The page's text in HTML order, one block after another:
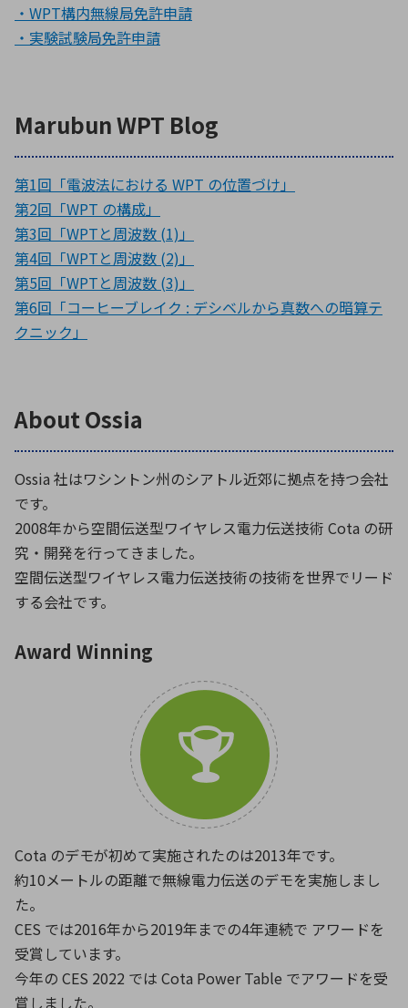
・ WPT構内無線局免許申請
・ 実験試験局免許申請
Marubun WPT Blog
第1回「電波法における WPT の位置づけ」
第2回「WPT の構成」
第3回「WPTと周波数 (1)」
第4回「WPTと周波数 (2)」
第5回「WPTと周波数 (3)」
第6回「コーヒーブレイク : デシベルから真数への暗算テ
クニック」
About Ossia
Ossia 社はワシントン州のシアトル近郊に拠点を持つ会社
です。
2008年から空間伝送型ワイヤレス電力伝送技術 Cota の研
究・開発を行ってきました。
空間伝送型ワイヤレス電力伝送技術の技術を世界でリード
する会社です。
Award Winning
Cota のデモが初めて実施されたのは2013年です。
約10メートルの距離で無線電力伝送のデモを実施しまし
た。
CES では2016年から2019年までの4年連続で アワードを
受賞しています。
今年の CES 2022 では Cota Power Table でアワードを受
賞しました。